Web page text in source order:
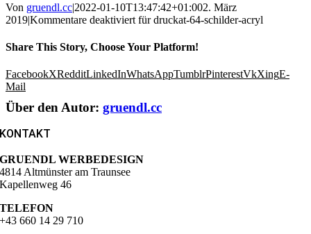
Von gruendl.cc|2022-01-10T13:47:42+01:002. März
2019|Kommentare deaktiviert für druckat-64-schilder-acryl
Share This Story, Choose Your Platform!
FacebookXRedditLinkedInWhatsAppTumblrPinterestVkXingE-
Mail
Über den Autor: gruendl.cc
KONTAKT
GRUENDL WERBEDESIGN
4814 Altmünster am Traunsee
Kapellenweg 46
TELEFON
+43 660 14 29 710